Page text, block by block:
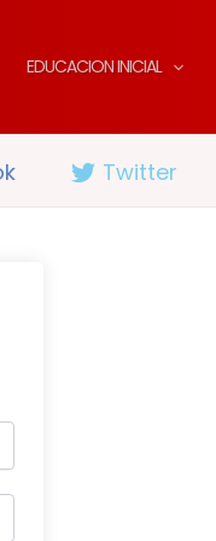
EDUCACION INICIAL
Twitter